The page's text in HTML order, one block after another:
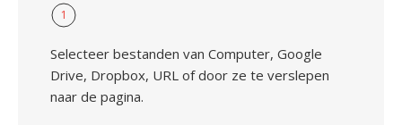
1
Selecteer bestanden van Computer, Google
Drive, Dropbox, URL of door ze te verslepen
naar de pagina.